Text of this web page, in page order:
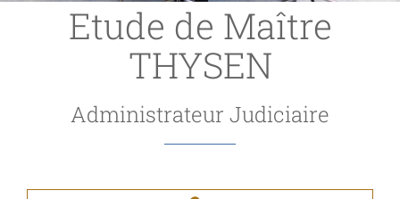
Etude de Maître
THYSEN
Administrateur Judiciaire